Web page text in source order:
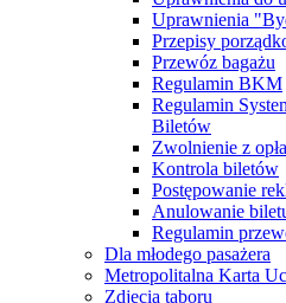
Uprawnienia
Przepisy
Przewóz bagażu
Regulamin BKM
Regulamin
Biletów
Zwolnienie z
Kontrola biletów
Postępowanie
Anulowanie
Regulamin
Dla młodego pasażera
Metropolitalna Karta
Zdjęcia taboru